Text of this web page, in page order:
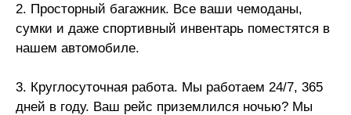
2. Просторный багажник. Все ваши чемоданы,
сумки и даже спортивный инвентарь поместятся в
нашем автомобиле.
3. Круглосуточная работа. Мы работаем 24/7, 365
дней в году. Ваш рейс приземлился ночью? Мы